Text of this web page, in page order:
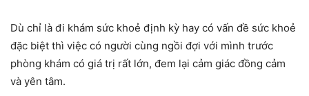
Dù chỉ là đi khám sức khoẻ định kỳ hay có vấn đề sức khoẻ
đặc biệt thì việc có người cùng ngồi đợi với mình trước
phòng khám có giá trị rất lớn, đem lại cảm giác đồng cảm
và yên tâm.